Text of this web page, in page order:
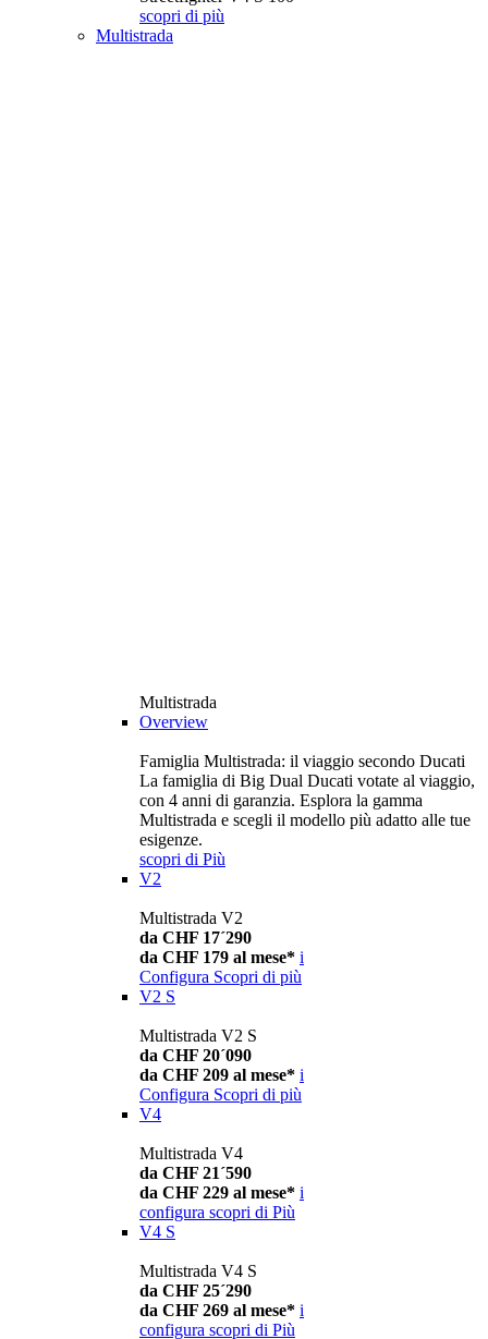
scopri di più
Multistrada
Multistrada
Overview
Famiglia Multistrada: il viaggio secondo Ducati
La famiglia di Big Dual Ducati votate al viaggio,
con 4 anni di garanzia. Esplora la gamma
Multistrada e scegli il modello più adatto alle tue
esigenze.
scopri di Più
V2
Multistrada V2
da CHF 17´290
da CHF 179 al mese* i
Configura Scopri di più
V2 S
Multistrada V2 S
da CHF 20´090
da CHF 209 al mese* i
Configura Scopri di più
V4
Multistrada V4
da CHF 21´590
da CHF 229 al mese* i
configura scopri di Più
V4 S
Multistrada V4 S
da CHF 25´290
da CHF 269 al mese* i
configura scopri di Più